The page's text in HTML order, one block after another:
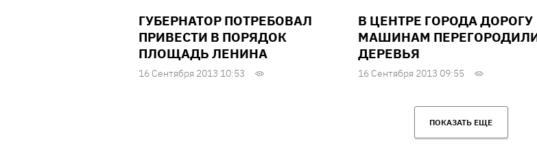
ГУБЕРНАТОР ПОТРЕБОВАЛ
ПРИВЕСТИ В ПОРЯДОК
ПЛОЩАДЬ ЛЕНИНА
16 Сентября 2013 10:53
В ЦЕНТРЕ ГОРОДА ДОРОГУ
МАШИНАМ
ДЕРЕВЬЯ
16 Сентября 2013 09:55
ПОКАЗАТЬ ЕЩЕ